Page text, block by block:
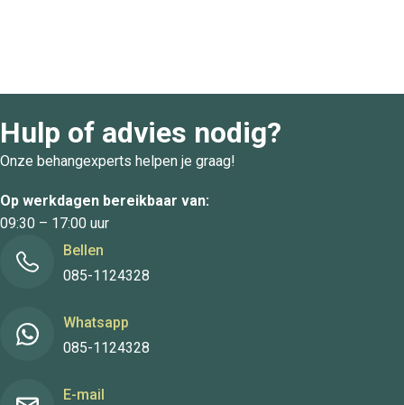
Hulp of advies nodig?
Onze behangexperts helpen je graag!
Op werkdagen bereikbaar van:
09:30 – 17:00 uur
Bellen
085-1124328
Whatsapp
085-1124328
E-mail